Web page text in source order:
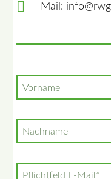
Mail:
Vorname
Nachname
Pflichtfeld E-Mail *